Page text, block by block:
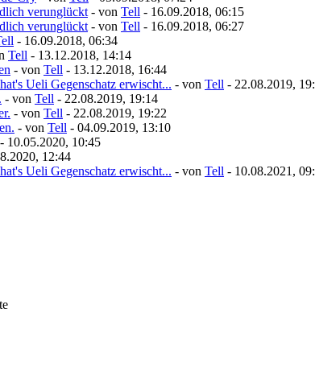
verunglückt - von Tell - 16.09.2018, 06:15
verunglückt - von Tell - 16.09.2018, 06:27
- 16.09.2018, 06:34
Tell - 13.12.2018, 14:14
- von Tell - 13.12.2018, 16:44
Ueli Gegenschatz erwischt... - von Tell - 22.08.2019,
- von Tell - 22.08.2019, 19:14
- von Tell - 22.08.2019, 19:22
- von Tell - 04.09.2019, 13:10
- 10.05.2020, 10:45
12:44
Ueli Gegenschatz erwischt... - von Tell - 10.08.2021,